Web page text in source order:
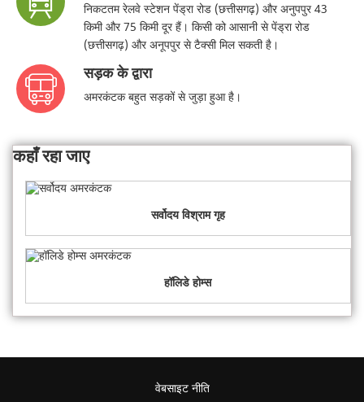
निकटतम रेलवे स्टेशन पेंड्रा रोड (छत्तीसगढ़) और अनुपपुर 43
किमी और 75 किमी दूर हैं। किसी को आसानी से पेंड्रा रोड
(छत्तीसगढ़) और अनूपपुर से टैक्सी मिल सकती है।
सड़क के द्वारा
अमरकंटक बहुत सड़कों से जुड़ा हुआ है।
कहाँ रहा जाए
सर्वोदय विश्राम गृह
हॉलिडे होम्स
वेबसाइट नीति